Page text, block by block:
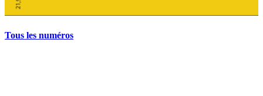
Tous les numéros